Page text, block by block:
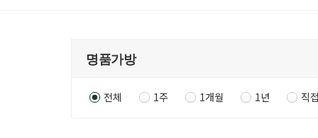
전체 1주 1개월 1년 직